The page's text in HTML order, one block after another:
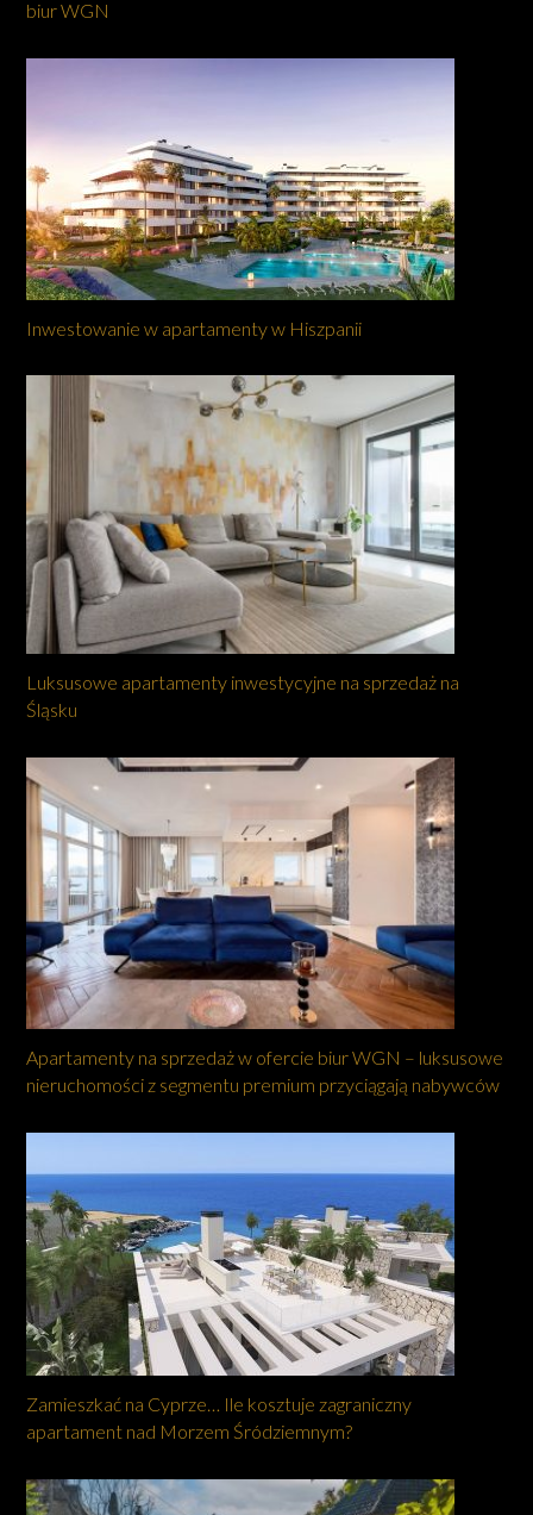
biur WGN
Inwestowanie w apartamenty w Hiszpanii
Luksusowe apartamenty inwestycyjne na sprzedaż na
Śląsku
Apartamenty na sprzedaż w ofercie biur WGN – luksusowe
nieruchomości z segmentu premium przyciągają nabywców
Zamieszkać na Cyprze… Ile kosztuje zagraniczny
apartament nad Morzem Śródziemnym?